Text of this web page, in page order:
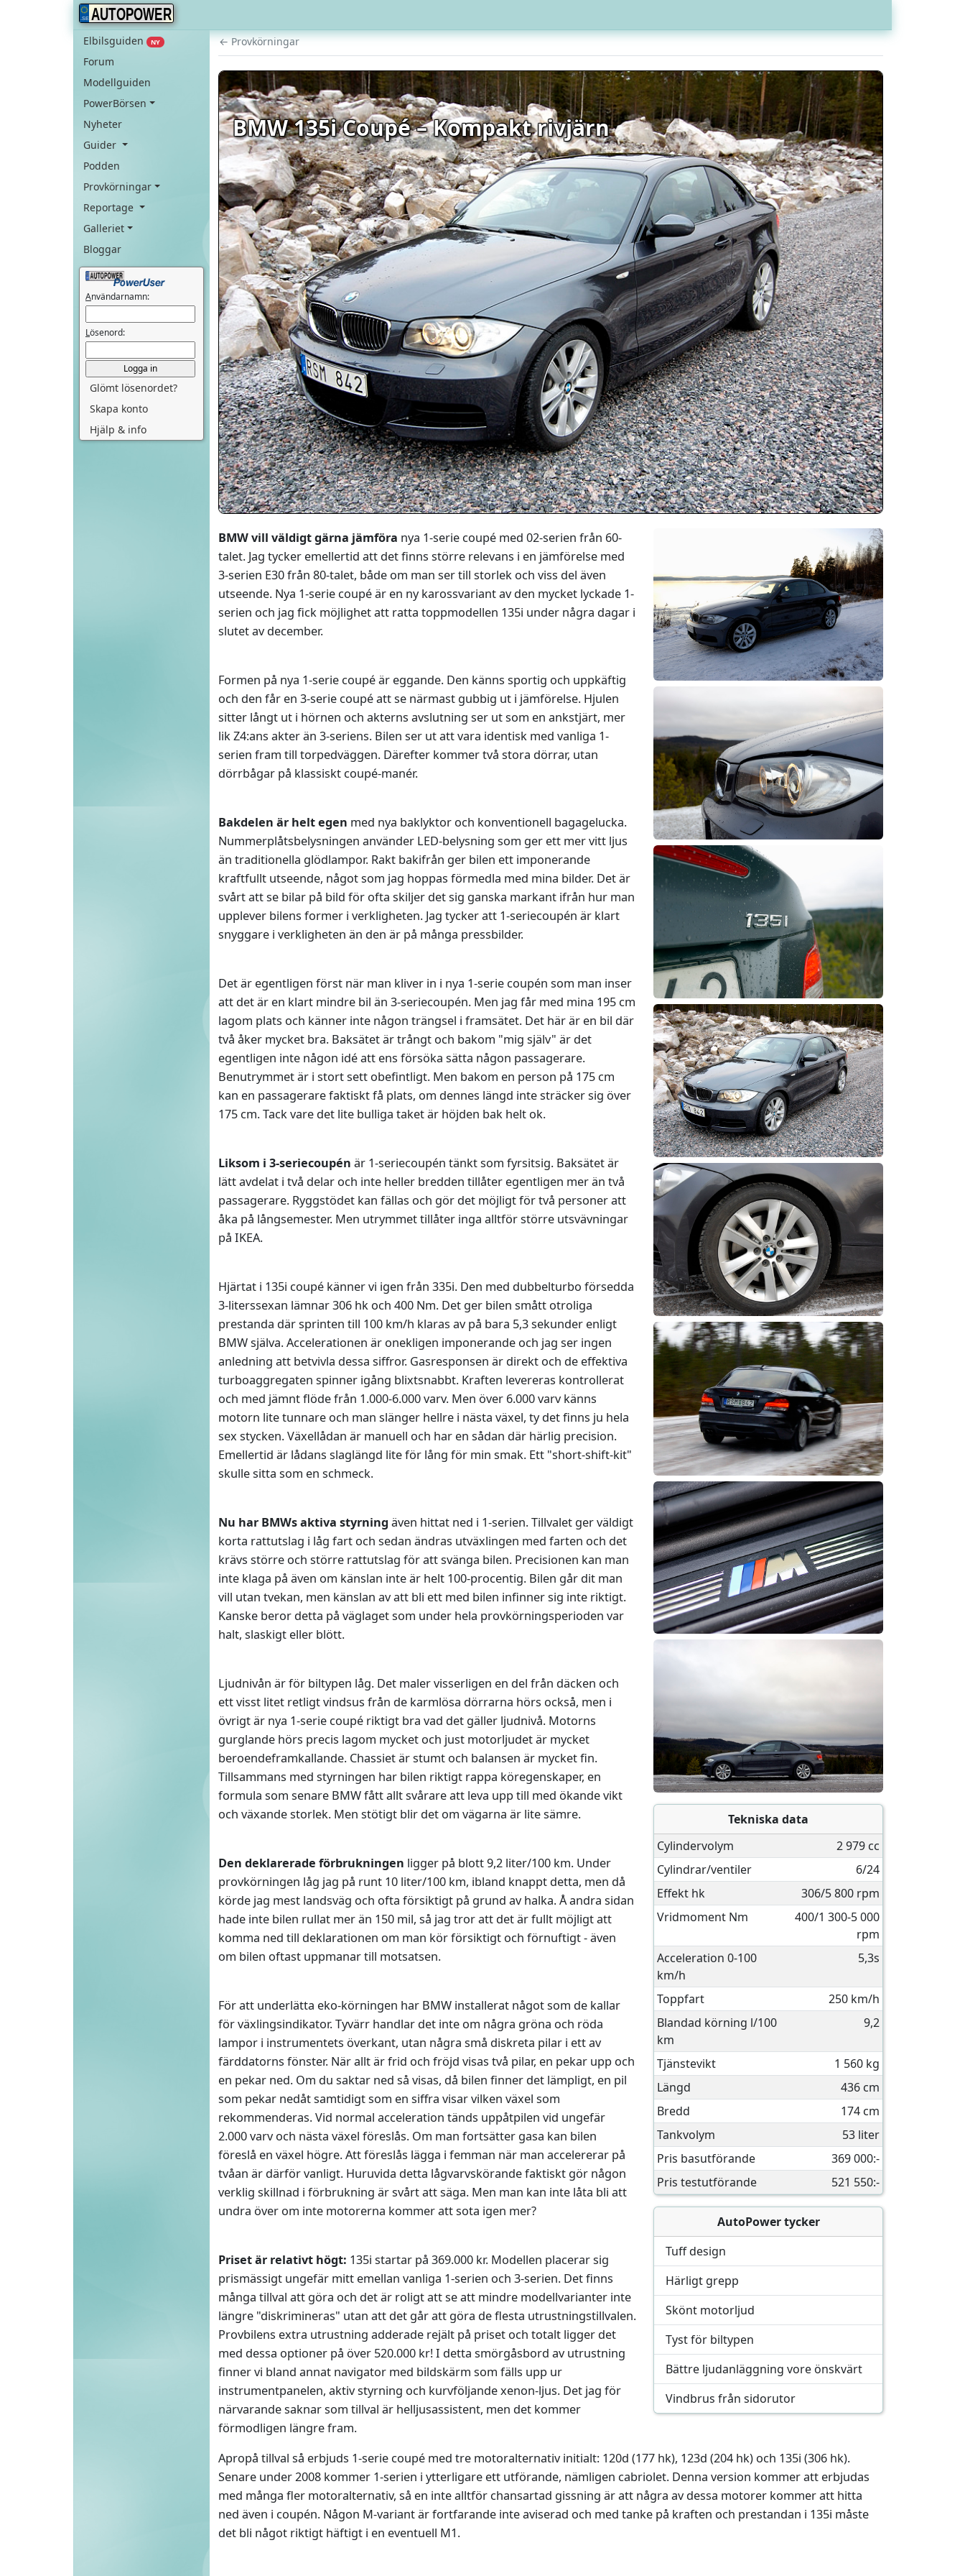
AUTOPOWER
Elbilsguiden NY
Forum
Modellguiden
PowerBörsen
Nyheter
Guider
Podden
Provkörningar
Reportage
Galleriet
Bloggar
Användarnamn:
Lösenord:
Glömt lösenordet?
Skapa konto
Hjälp & info
← Provkörningar
BMW 135i Coupé – Kompakt rivjärn
Tekniska data
Cylindervolym
2 979 cc
Cylindrar/ventiler
6/24
Effekt hk
306/5 800 rpm
Vridmoment Nm
400/1 300-5 000
rpm
Acceleration 0-100
km/h
5,3s
Toppfart
250 km/h
Blandad körning l/100
km
9,2
Tjänstevikt
1 560 kg
Längd
436 cm
Bredd
174 cm
Tankvolym
53 liter
Pris basutförande
369 000:-
Pris testutförande
521 550:-
AutoPower tycker
Tuff design
Härligt grepp
Skönt motorljud
Tyst för biltypen
Bättre ljudanläggning vore önskvärt
Vindbrus från sidorutor
BMW vill väldigt gärna jämföra nya 1-serie coupé med 02-serien från 60-
talet. Jag tycker emellertid att det finns större relevans i en jämförelse med
3-serien E30 från 80-talet, både om man ser till storlek och viss del även
utseende. Nya 1-serie coupé är en ny karossvariant av den mycket lyckade 1-
serien och jag fick möjlighet att ratta toppmodellen 135i under några dagar i
slutet av december.
Formen på nya 1-serie coupé är eggande. Den känns sportig och uppkäftig
och den får en 3-serie coupé att se närmast gubbig ut i jämförelse. Hjulen
sitter långt ut i hörnen och akterns avslutning ser ut som en ankstjärt, mer
lik Z4:ans akter än 3-seriens. Bilen ser ut att vara identisk med vanliga 1-
serien fram till torpedväggen. Därefter kommer två stora dörrar, utan
dörrbågar på klassiskt coupé-manér.
Bakdelen är helt egen med nya baklyktor och konventionell bagagelucka.
Nummerplåtsbelysningen använder LED-belysning som ger ett mer vitt ljus
än traditionella glödlampor. Rakt bakifrån ger bilen ett imponerande
kraftfullt utseende, något som jag hoppas förmedla med mina bilder. Det är
svårt att se bilar på bild för ofta skiljer det sig ganska markant ifrån hur man
upplever bilens former i verkligheten. Jag tycker att 1-seriecoupén är klart
snyggare i verkligheten än den är på många pressbilder.
Det är egentligen först när man kliver in i nya 1-serie coupén som man inser
att det är en klart mindre bil än 3-seriecoupén. Men jag får med mina 195 cm
lagom plats och känner inte någon trängsel i framsätet. Det här är en bil där
två åker mycket bra. Baksätet är trångt och bakom "mig själv" är det
egentligen inte någon idé att ens försöka sätta någon passagerare.
Benutrymmet är i stort sett obefintligt. Men bakom en person på 175 cm
kan en passagerare faktiskt få plats, om dennes längd inte sträcker sig över
175 cm. Tack vare det lite bulliga taket är höjden bak helt ok.
Liksom i 3-seriecoupén är 1-seriecoupén tänkt som fyrsitsig. Baksätet är
lätt avdelat i två delar och inte heller bredden tillåter egentligen mer än två
passagerare. Ryggstödet kan fällas och gör det möjligt för två personer att
åka på långsemester. Men utrymmet tillåter inga alltför större utsvävningar
på IKEA.
Hjärtat i 135i coupé känner vi igen från 335i. Den med dubbelturbo försedda
3-literssexan lämnar 306 hk och 400 Nm. Det ger bilen smått otroliga
prestanda där sprinten till 100 km/h klaras av på bara 5,3 sekunder enligt
BMW själva. Accelerationen är onekligen imponerande och jag ser ingen
anledning att betvivla dessa siffror. Gasresponsen är direkt och de effektiva
turboaggregaten spinner igång blixtsnabbt. Kraften levereras kontrollerat
och med jämnt flöde från 1.000-6.000 varv. Men över 6.000 varv känns
motorn lite tunnare och man slänger hellre i nästa växel, ty det finns ju hela
sex stycken. Växellådan är manuell och har en sådan där härlig precision.
Emellertid är lådans slaglängd lite för lång för min smak. Ett "short-shift-kit"
skulle sitta som en schmeck.
Nu har BMWs aktiva styrning även hittat ned i 1-serien. Tillvalet ger väldigt
korta rattutslag i låg fart och sedan ändras utväxlingen med farten och det
krävs större och större rattutslag för att svänga bilen. Precisionen kan man
inte klaga på även om känslan inte är helt 100-procentig. Bilen går dit man
vill utan tvekan, men känslan av att bli ett med bilen infinner sig inte riktigt.
Kanske beror detta på väglaget som under hela provkörningsperioden var
halt, slaskigt eller blött.
Ljudnivån är för biltypen låg. Det maler visserligen en del från däcken och
ett visst litet retligt vindsus från de karmlösa dörrarna hörs också, men i
övrigt är nya 1-serie coupé riktigt bra vad det gäller ljudnivå. Motorns
gurglande hörs precis lagom mycket och just motorljudet är mycket
beroendeframkallande. Chassiet är stumt och balansen är mycket fin.
Tillsammans med styrningen har bilen riktigt rappa köregenskaper, en
formula som senare BMW fått allt svårare att leva upp till med ökande vikt
och växande storlek. Men stötigt blir det om vägarna är lite sämre.
Den deklarerade förbrukningen ligger på blott 9,2 liter/100 km. Under
provkörningen låg jag på runt 10 liter/100 km, ibland knappt detta, men då
körde jag mest landsväg och ofta försiktigt på grund av halka. Å andra sidan
hade inte bilen rullat mer än 150 mil, så jag tror att det är fullt möjligt att
komma ned till deklarationen om man kör försiktigt och förnuftigt - även
om bilen oftast uppmanar till motsatsen.
För att underlätta eko-körningen har BMW installerat något som de kallar
för växlingsindikator. Tyvärr handlar det inte om några gröna och röda
lampor i instrumentets överkant, utan några små diskreta pilar i ett av
färddatorns fönster. När allt är frid och fröjd visas två pilar, en pekar upp och
en pekar ned. Om du saktar ned så visas, då bilen finner det lämpligt, en pil
som pekar nedåt samtidigt som en siffra visar vilken växel som
rekommenderas. Vid normal acceleration tänds uppåtpilen vid ungefär
2.000 varv och nästa växel föreslås. Om man fortsätter gasa kan bilen
föreslå en växel högre. Att föreslås lägga i femman när man accelererar på
tvåan är därför vanligt. Huruvida detta lågvarvskörande faktiskt gör någon
verklig skillnad i förbrukning är svårt att säga. Men man kan inte låta bli att
undra över om inte motorerna kommer att sota igen mer?
Priset är relativt högt: 135i startar på 369.000 kr. Modellen placerar sig
prismässigt ungefär mitt emellan vanliga 1-serien och 3-serien. Det finns
många tillval att göra och det är roligt att se att mindre modellvarianter inte
längre "diskrimineras" utan att det går att göra de flesta utrustningstillvalen.
Provbilens extra utrustning adderade rejält på priset och totalt ligger det
med dessa optioner på över 520.000 kr! I detta smörgåsbord av utrustning
finner vi bland annat navigator med bildskärm som fälls upp ur
instrumentpanelen, aktiv styrning och kurvföljande xenon-ljus. Det jag för
närvarande saknar som tillval är helljusassistent, men det kommer
förmodligen längre fram.
Apropå tillval så erbjuds 1-serie coupé med tre motoralternativ initialt: 120d (177 hk), 123d (204 hk) och 135i (306 hk).
Senare under 2008 kommer 1-serien i ytterligare ett utförande, nämligen cabriolet. Denna version kommer att erbjudas
med många fler motoralternativ, så en inte alltför chansartad gissning är att några av dessa motorer kommer att hitta
ned även i coupén. Någon M-variant är fortfarande inte aviserad och med tanke på kraften och prestandan i 135i måste
det bli något riktigt häftigt i en eventuell M1.